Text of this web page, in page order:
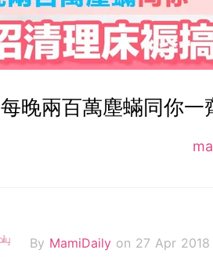
每晚兩百萬塵蟎同你
By MamiDaily on 27 Apr 2018